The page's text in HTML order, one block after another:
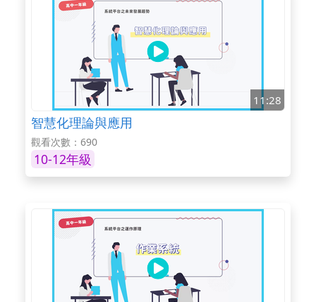
11:28
智慧化理論與應用
觀看次數：690
10-12年級